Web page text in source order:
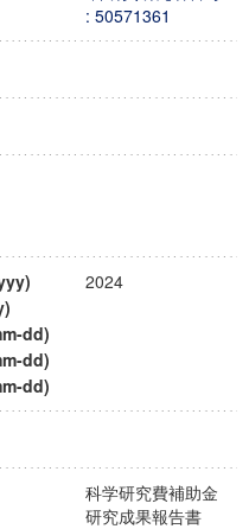
: 50571361
2024
dd)
dd)
dd)
科学研究費補助金
研究成果報告書